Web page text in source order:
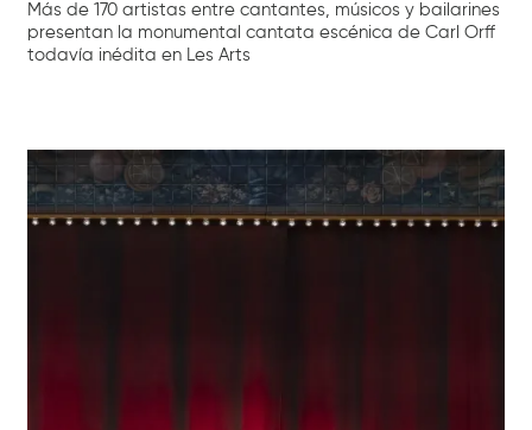
Más de 170 artistas entre cantantes, músicos y bailarines
presentan la monumental cantata escénica de Carl Orff
todavía inédita en Les Arts